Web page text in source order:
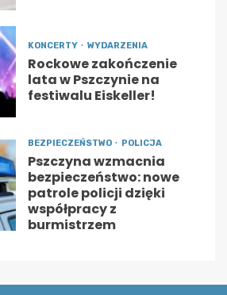
KONCERTY WYDARZENIA
Rockowe zakończenie
lata w Pszczynie na
festiwalu Eiskeller!
BEZPIECZEŃSTWO POLICJA
Pszczyna wzmacnia
bezpieczeństwo: nowe
patrole policji dzięki
współpracy z
burmistrzem